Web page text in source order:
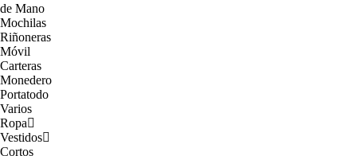
de Mano
Mochilas
Riñoneras
Móvil
Carteras
Monedero
Portatodo
Varios
Ropa
Vestidos
Cortos